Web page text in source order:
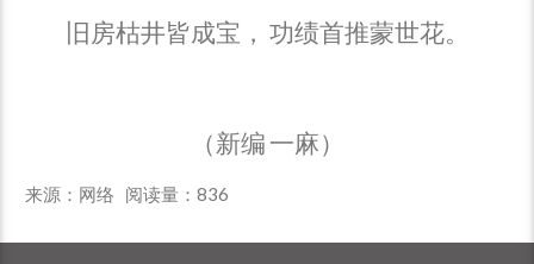
旧房枯井皆成宝， 功绩首推蒙世花。
（新编 一麻）
来源：网络 阅读量：836